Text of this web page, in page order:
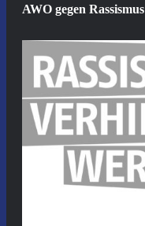
AWO gegen Rassismus